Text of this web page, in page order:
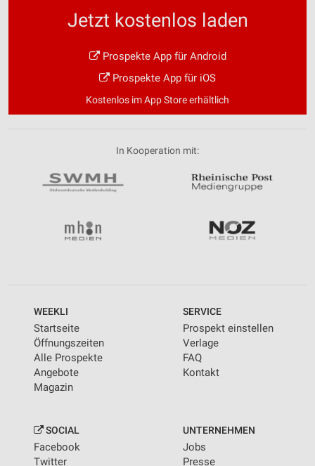
Jetzt kostenlos laden
Prospekte App für Android
Prospekte App für iOS
Kostenlos im App Store erhältlich
In Kooperation mit:
WEEKLI
Startseite
Öffnungszeiten
Alle Prospekte
Angebote
Magazin
SERVICE
Prospekt einstellen
Verlage
FAQ
Kontakt
SOCIAL
Facebook
Twitter
UNTERNEHMEN
Jobs
Presse